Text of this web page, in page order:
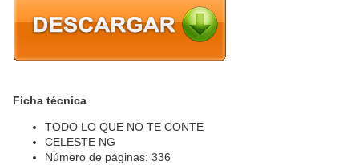
Ficha técnica
TODO LO QUE NO TE CONTE
CELESTE NG
Número de páginas: 336